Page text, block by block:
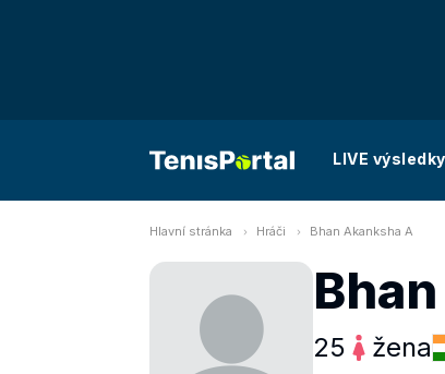
LIVE výsledky
Hlavní stránka Hráči Bhan Akanksha A
25 žena